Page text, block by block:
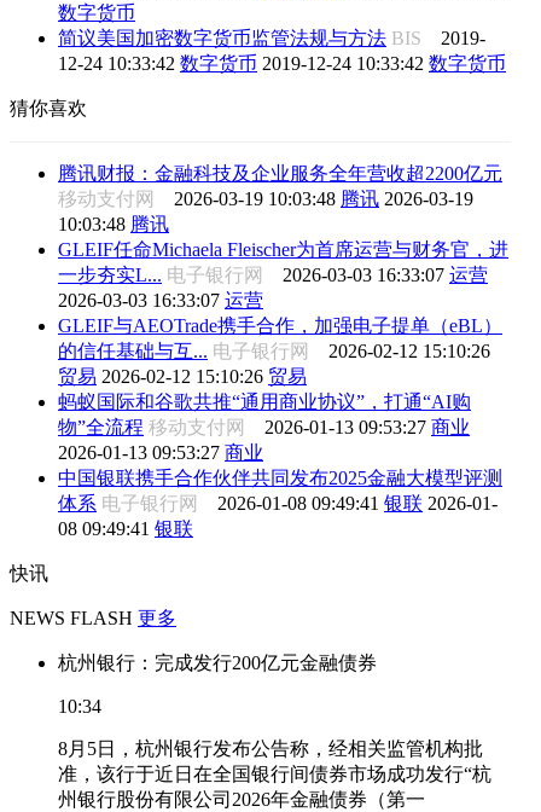
数字货币
简议美国加密数字货币监管法规与方法 BIS 2019-
12-24 10:33:42 数字货币 2019-12-24 10:33:42 数字货币
猜你喜欢
腾讯财报：金融科技及企业服务全年营收超2200亿元
移动支付网 2026-03-19 10:03:48 腾讯 2026-03-19
10:03:48 腾讯
GLEIF任命Michaela Fleischer为首席运营与财务官，进
一步夯实L... 电子银行网 2026-03-03 16:33:07 运营
2026-03-03 16:33:07 运营
GLEIF与AEOTrade携手合作，加强电子提单（eBL）
的信任基础与互... 电子银行网 2026-02-12 15:10:26
贸易 2026-02-12 15:10:26 贸易
蚂蚁国际和谷歌共推“通用商业协议”，打通“AI购
物”全流程 移动支付网 2026-01-13 09:53:27 商业
2026-01-13 09:53:27 商业
中国银联携手合作伙伴共同发布2025金融大模型评测
体系 电子银行网 2026-01-08 09:49:41 银联 2026-01-
08 09:49:41 银联
快讯
NEWS FLASH 更多
杭州银行：完成发行200亿元金融债券
10:34
8月5日，杭州银行发布公告称，经相关监管机构批
准，该行于近日在全国银行间债券市场成功发行“杭
州银行股份有限公司2026年金融债券（第一